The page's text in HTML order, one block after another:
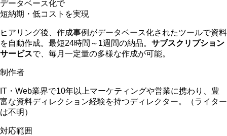
データベース化で
短納期・低コストを実現
ヒアリング後、作成事例がデータベース化されたツールで資料
を自動作成。最短24時間～1週間の納品。 サブスクリプション
サービスで、毎月一定量の多様な作成が可能。
制作者
IT・Web業界で10年以上マーケティングや営業に携わり、豊
富な資料ディレクション経験を持つディレクター。（ライター
は不明）
対応範囲